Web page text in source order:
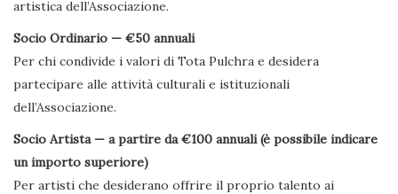
artistica dell’Associazione.
Socio Ordinario — €50 annuali
Per chi condivide i valori di Tota Pulchra e desidera
partecipare alle attività culturali e istituzionali
dell’Associazione.
Socio Artista — a partire da €100 annuali (è possibile indicare
un importo superiore)
Per artisti che desiderano offrire il proprio talento ai